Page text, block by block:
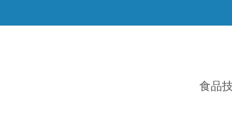
食品